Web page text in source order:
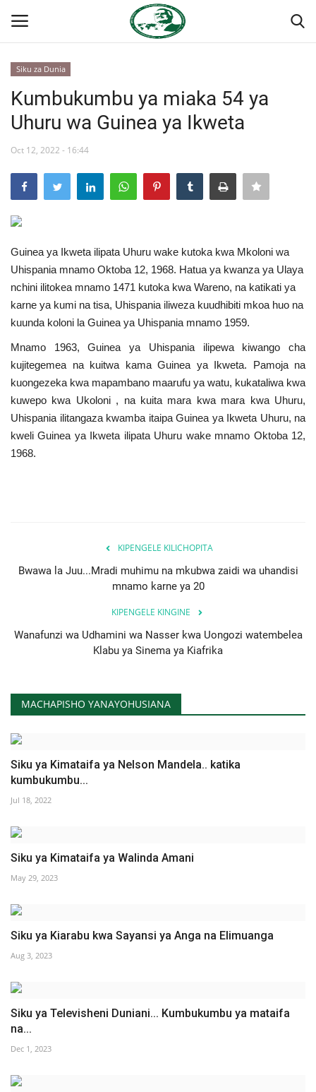
Nyumba
Wasiliana
Misri
Timu yetu
Urithi wa Nasser
Habari
Harakati ya Nasser kwa Vijana
Kanuni na Masharti ya Udhamini wa
Waanzilishi
Raia wa ulimwengu mzima
Washiriki
Wadhamini
Language
French
Siku za Dunia
Kumbukumbu ya miaka 54 ya
Uhuru wa Guinea ya Ikweta
Oct 12, 2022 - 16:44
Guinea ya Ikweta ilipata Uhuru wake kutoka kwa Mkoloni wa
Uhispania mnamo Oktoba 12, 1968. Hatua ya kwanza ya Ulaya
nchini ilitokea mnamo 1471 kutoka kwa Wareno, na katikati ya
karne ya kumi na tisa, Uhispania iliweza kuudhibiti mkoa huo na
kuunda koloni la Guinea ya Uhispania mnamo 1959.
Mnamo 1963, Guinea ya Uhispania ilipewa kiwango cha
kujitegemea na kuitwa kama Guinea ya Ikweta. Pamoja na
kuongezeka kwa mapambano maarufu ya watu, kukataliwa kwa
kuwepo kwa Ukoloni , na kuita mara kwa mara kwa Uhuru,
Uhispania ilitangaza kwamba itaipa Guinea ya Ikweta Uhuru, na
kweli Guinea ya Ikweta ilipata Uhuru wake mnamo Oktoba 12,
1968.
KIPENGELE KILICHOPITA
Bwawa la Juu...Mradi muhimu na mkubwa zaidi wa uhandisi
mnamo karne ya 20
KIPENGELE KINGINE
Wanafunzi wa Udhamini wa Nasser kwa Uongozi watembelea
Klabu ya Sinema ya Kiafrika
MACHAPISHO YANAYOHUSIANA
Siku ya Kimataifa ya Nelson Mandela.. katika
kumbukumbu...
Jul 18, 2022
Siku ya Kimataifa ya Walinda Amani
May 29, 2023
Siku ya Kiarabu kwa Sayansi ya Anga na Elimuanga
Aug 3, 2023
Siku ya Televisheni Duniani... Kumbukumbu ya mataifa
na...
Dec 1, 2023